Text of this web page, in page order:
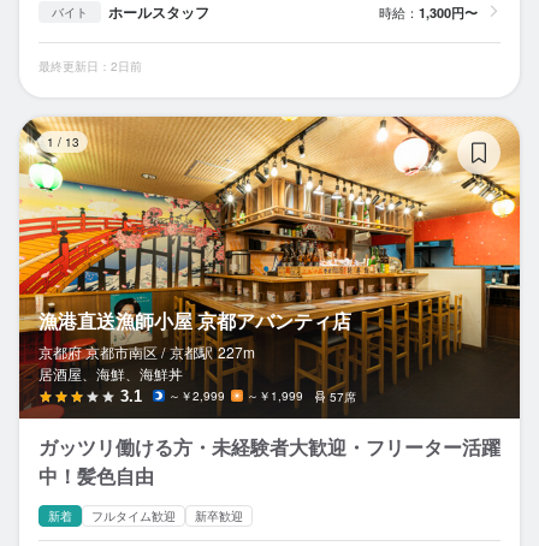
バイト ホールスタッフ 時給： 1,300円〜
最終更新日：2日前
1 / 13
漁港直送漁師小屋 京都アバンティ店
京都府 京都市南区 / 京都駅 227m
居酒屋、海鮮、海鮮丼
3.1 ～￥2,999 ～￥1,999 57席
ガッツリ働ける方・未経験者大歓迎・フリーター活躍
中！髪色自由
新着 フルタイム歓迎 新卒歓迎